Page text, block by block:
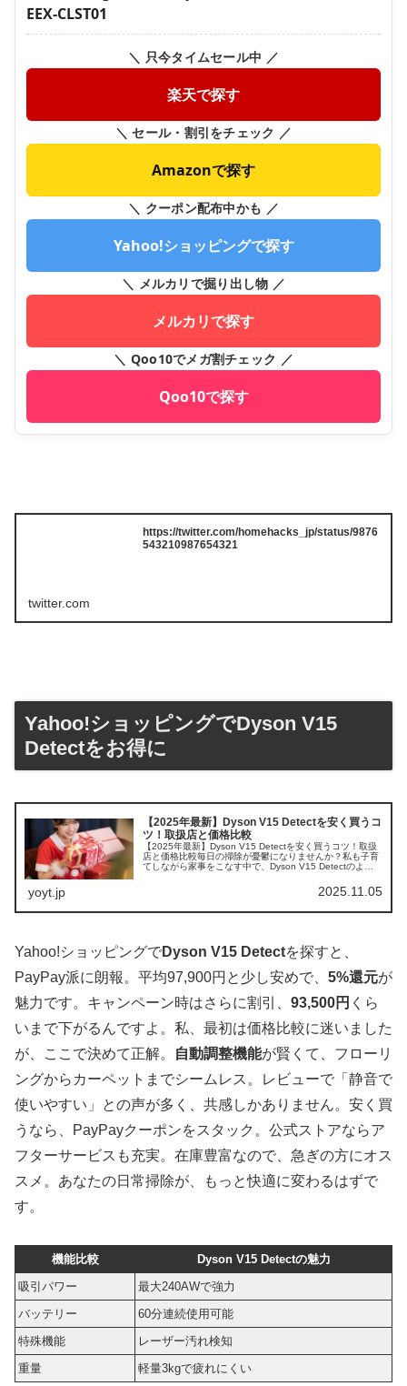
EEX-CLST01
＼ 只今タイムセール中 ／
楽天で探す
＼ セール・割引をチェック ／
Amazonで探す
＼ クーポン配布中かも ／
Yahoo!ショッピングで探す
＼ メルカリで掘り出し物 ／
メルカリで探す
＼ Qoo10でメガ割チェック ／
Qoo10で探す
https://twitter.com/homehacks_jp/status/9876
543210987654321
twitter.com
Yahoo!ショッピングでDyson V15
Detectをお得に
【2025年最新】Dyson V15 Detectを安く買うコ
ツ！取扱店と価格比較
【2025年最新】Dyson V15 Detectを安く買うコツ！取扱
店と価格比較毎日の掃除が憂鬱になりませんか？私も子育
てしながら家事をこなす中で、Dyson V15 Detectのよう
yoyt.jp 2025.11.05
Yahoo!ショッピングでDyson V15 Detectを探すと、
PayPay派に朗報。平均97,900円と少し安めで、 5%還元が
魅力です。キャンペーン時はさらに割引、 93,500円 くら
いまで下がるんですよ。私、最初は価格比較に迷いました
が、ここで決めて正解。
自動調整機能が賢くて、フローリ
ングからカーペットまでシームレス。レビューで「静音で
使いやすい」との声が多く、共感しかありません。安く買
うなら、PayPayクーポンをスタック。公式ストアならア
フターサービスも充実。在庫豊富なので、急ぎの方にオス
スメ。あなたの日常掃除が、もっと快適に変わるはずで
す。
機能比較
Dyson V15 Detectの魅力
吸引パワー
最大240AWで強力
バッテリー
60分連続使用可能
特殊機能
レーザー汚れ検知
重量
軽量3kgで疲れにくい